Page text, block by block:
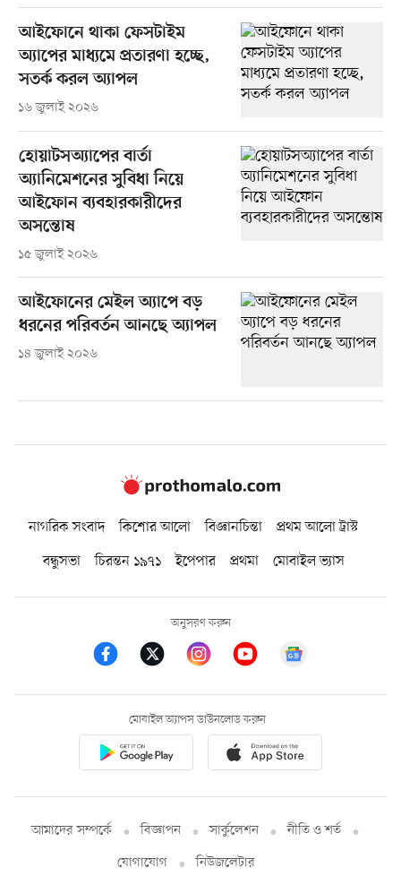
আইফোনে থাকা ফেসটাইম
অ্যাপের মাধ্যমে প্রতারণা হচ্ছে,
সতর্ক করল অ্যাপল
১৬ জুলাই ২০২৬
হোয়াটসঅ্যাপের বার্তা
অ্যানিমেশনের সুবিধা নিয়ে
আইফোন ব্যবহারকারীদের
অসন্তোষ
১৫ জুলাই ২০২৬
আইফোনের মেইল অ্যাপে বড়
ধরনের পরিবর্তন আনছে অ্যাপল
১৪ জুলাই ২০২৬
নাগরিক সংবাদ কিশোর আলো বিজ্ঞানচিন্তা
প্রথম আলো ট্রাস্ট
বন্ধুসভা
চিরন্তন ১৯৭১ ইপেপার প্রথমা মোবাইল ভ্যাস
অনুসরণ করুন
মোবাইল অ্যাপস ডাউনলোড করুন
আমাদের সম্পর্কে বিজ্ঞাপন সার্কুলেশন
নীতি ও শর্ত
যোগাযোগ
নিউজলেটার